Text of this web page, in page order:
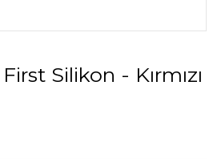
Silikon - Kırmızı